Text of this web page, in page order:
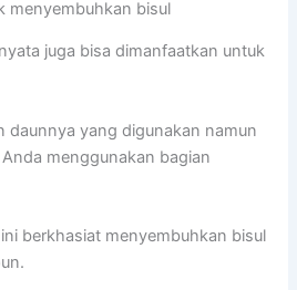
juga bisa dimanfaatkan untuk
daunnya yang digunakan namun
menggunakan bagian
berkhasiat menyembuhkan bisul